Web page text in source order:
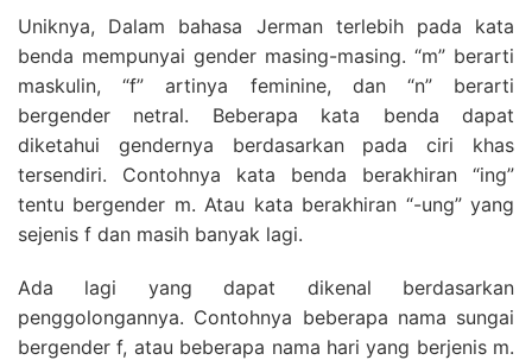
Uniknya, Dalam bahasa Jerman terlebih pada kata
benda mempunyai gender masing-masing. “m” berarti
maskulin, “f” artinya feminine, dan “n” berarti
bergender netral. Beberapa kata benda dapat
diketahui gendernya berdasarkan pada ciri khas
tersendiri. Contohnya kata benda berakhiran “ing”
tentu bergender m. Atau kata berakhiran “-ung” yang
sejenis f dan masih banyak lagi.
Ada lagi yang dapat dikenal berdasarkan
penggolongannya. Contohnya beberapa nama sungai
bergender f, atau beberapa nama hari yang berjenis m.